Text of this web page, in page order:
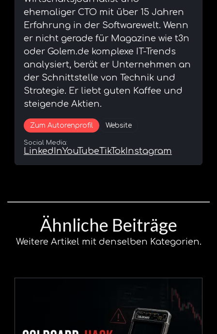
ehemaliger CTO mit über 15 Jahren
Erfahrung in der Softwarewelt. Wenn
er nicht gerade für Magazine wie t3n
oder Golem.de komplexe IT-Trends
analysiert, berät er Unternehmen an
der Schnittstelle von Technik und
Strategie. Er liebt guten Kaffee und
steigende Aktien.
Zum Autorenprofil Website
Social Media:
LinkedInYouTubeTikTokInstagram
Ähnliche Beiträge
Weitere Artikel mit denselben Kategorien.